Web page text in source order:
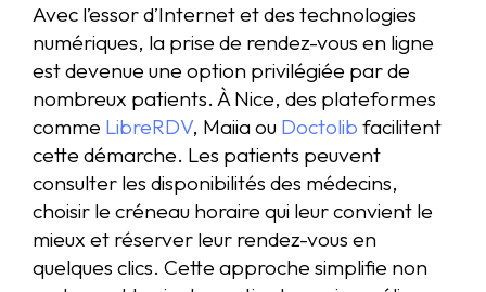
Avec l’essor d’Internet et des technologies
numériques, la prise de rendez-vous en ligne
est devenue une option privilégiée par de
nombreux patients. À Nice, des plateformes
comme LibreRDV, Maiia ou Doctolib facilitent
cette démarche. Les patients peuvent
consulter les disponibilités des médecins,
choisir le créneau horaire qui leur convient le
mieux et réserver leur rendez-vous en
quelques clics. Cette approche simplifie non